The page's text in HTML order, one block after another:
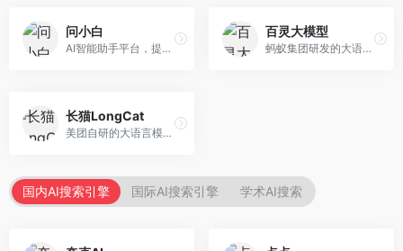
问小白
AI智能助手平台，提供知识问答、文本创作、文档处理等服务。面向普通用户和职场人士，操作简便，响应速度快，支持多场景应用。
百灵大模型
蚂蚁集团研发的大语言模型平台，专注于金融科技和企业服务。面向金融机构和企业客户，提供智能客服、风险分析、文档处理等服务，金融场景理解深入。
长猫LongCat
美团自研的大语言模型对话平台，专注于本地生活服务场景。面向美团生态用户，提供智能推荐、服务问答等功能，本地生活知识覆盖全面。
国内AI搜索引擎 国际AI搜索引擎 学术AI搜索